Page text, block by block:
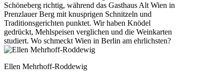
Schöneberg richtig, während das Gasthaus Alt Wien in
Prenzlauer Berg mit knusprigen Schnitzeln und
Traditionsgerichten punktet. Wir haben Knödel
gedrückt, Mehlspeisen verglichen und die Weinkarten
studiert. Wo schmeckt Wien in Berlin am ehrlichsten?
Ellen Mehrhoff-Roddewig